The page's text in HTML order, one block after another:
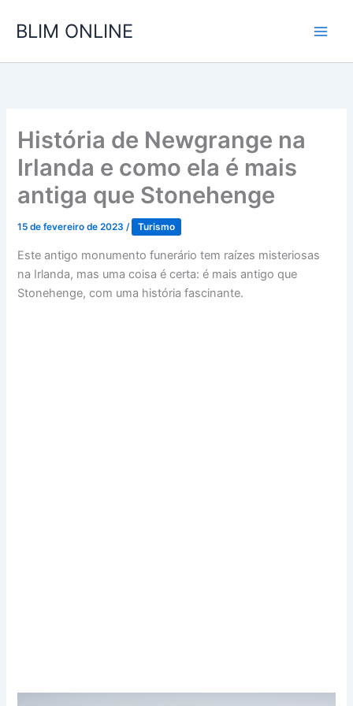
para
conteúdo
BLIM ONLINE
História de Newgrange na
Irlanda e como ela é mais
antiga que Stonehenge
15 de fevereiro de 2023/ Turismo
Este antigo monumento funerário tem raízes misteriosas
na Irlanda, mas uma coisa é certa: é mais antigo que
Stonehenge, com uma história fascinante.